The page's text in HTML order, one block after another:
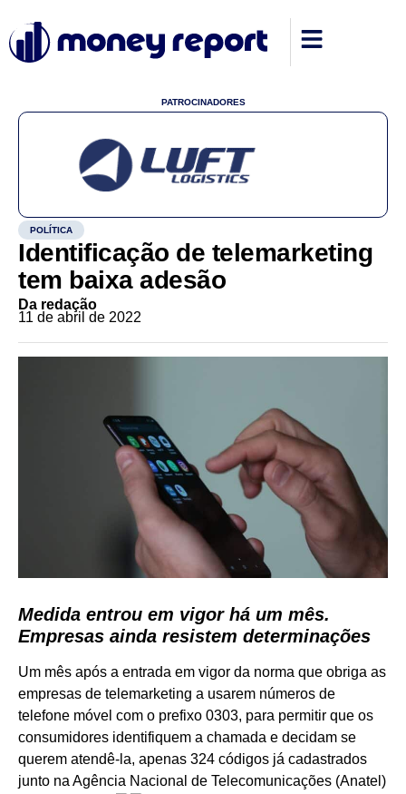
PATROCINADORES
POLÍTICA
Identificação de telemarketing
tem baixa adesão
Da redação
11 de abril de 2022
Medida entrou em vigor há um mês.
Empresas ainda resistem determinações
Um mês após a entrada em vigor da norma que obriga as
empresas de telemarketing a usarem números de
telefone móvel com o prefixo 0303, para permitir que os
consumidores identifiquem a chamada e decidam se
querem atendê-la, apenas 324 códigos já cadastrados
junto na Agência Nacional de Telecomunicações (Anatel)